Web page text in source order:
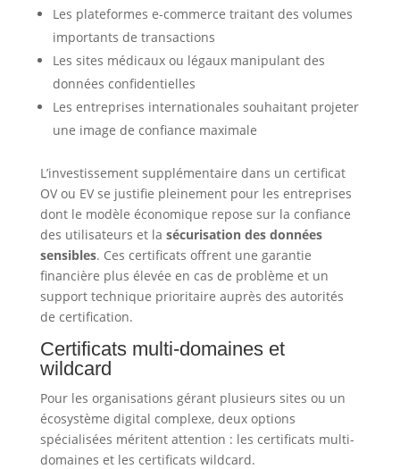
Les plateformes e-commerce traitant des volumes
importants de transactions
Les sites médicaux ou légaux manipulant des
données confidentielles
Les entreprises internationales souhaitant projeter
une image de confiance maximale
L’investissement supplémentaire dans un certificat
OV ou EV se justifie pleinement pour les entreprises
dont le modèle économique repose sur la confiance
des utilisateurs et la sécurisation des données
sensibles. Ces certificats offrent une garantie
financière plus élevée en cas de problème et un
support technique prioritaire auprès des autorités
de certification.
Certificats multi-domaines et
wildcard
Pour les organisations gérant plusieurs sites ou un
écosystème digital complexe, deux options
spécialisées méritent attention : les certificats multi-
domaines et les certificats wildcard.